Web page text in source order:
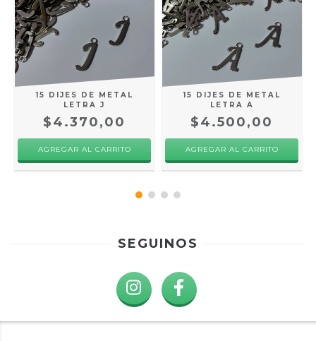
15 DIJES DE METAL
LETRA J
$4.370,00
15 DIJES DE METAL
LETRA A
$4.500,00
SEGUINOS